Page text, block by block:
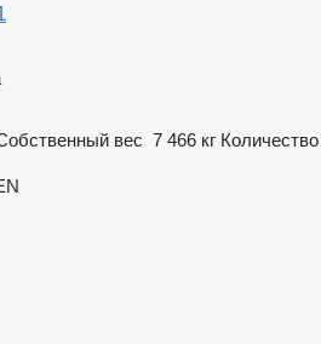
вес 7 466 кг Количество